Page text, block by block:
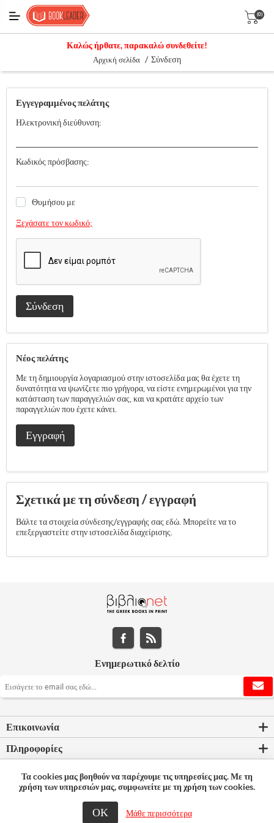
(0)
Καλώς ήρθατε, παρακαλώ συνδεθείτε!
Αρχική σελίδα / Σύνδεση
Εγγεγραμμένος πελάτης
Ηλεκτρονική διεύθυνση:
Κωδικός πρόσβασης:
Θυμήσου με
Ξεχάσατε τον κωδικό;
Σύνδεση
Νέος πελάτης
Με τη δημιουργία λογαριασμού στην ιστοσελίδα μας θα έχετε τη
δυνατότητα να ψωνίζετε πιο γρήγορα, να είστε ενημερωμένοι για την
κατάσταση των παραγγελιών σας, και να κρατάτε αρχείο των
παραγγελιών που έχετε κάνει.
Εγγραφή
Σχετικά με τη σύνδεση / εγγραφή
Βάλτε τα στοιχεία σύνδεσης/εγγραφής σας εδώ. Μπορείτε να το
επεξεργαστείτε στην ιστοσελίδα διαχείρισης.
Ενημερωτικό δελτίο
Επικοινωνία
Πληροφορίες
Ο λογαριασμός μου
© 2026 Bookleader
Τα cookies μας βοηθούν να παρέχουμε τις υπηρεσίες μας. Με τη
χρήση των υπηρεσιών μας, συμφωνείτε με τη χρήση των cookies.
ΟΚ Μάθε περισσότερα